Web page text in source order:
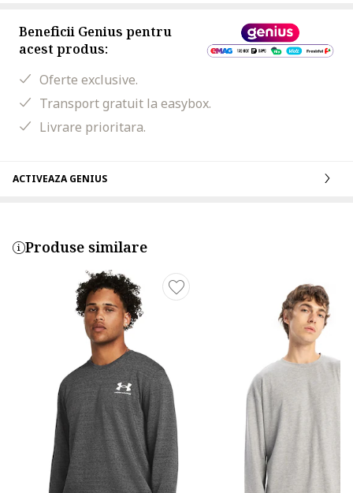
Beneficii Genius pentru
acest produs:
Oferte exclusive.
Transport gratuit la easybox.
Livrare prioritara.
ACTIVEAZA GENIUS
Produse similare